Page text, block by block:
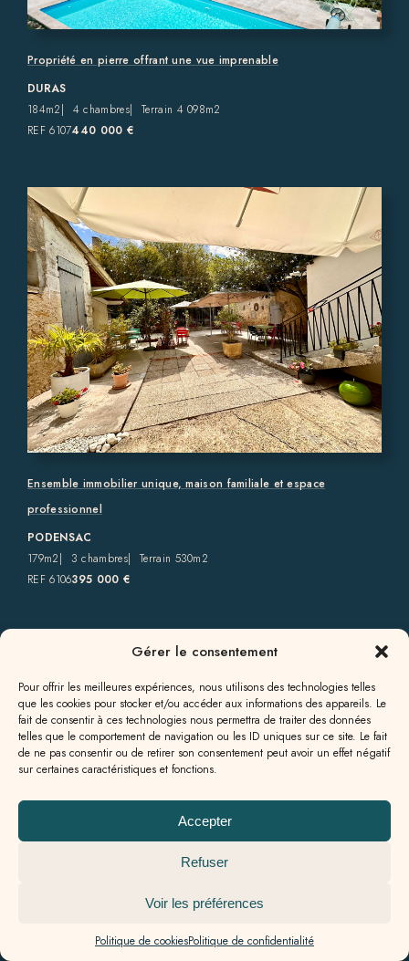
Gérer le consentement
Pour offrir les meilleures expériences, nous utilisons des technologies telles
que les cookies pour stocker et/ou accéder aux informations des appareils. Le
fait de consentir à ces technologies nous permettra de traiter des données
telles que le comportement de navigation ou les ID uniques sur ce site. Le fait
de ne pas consentir ou de retirer son consentement peut avoir un effet négatif
sur certaines caractéristiques et fonctions.
Accepter
Refuser
Voir les préférences
Politique de cookiesPolitique de confidentialité
Propriété en pierre offrant une vue imprenable
DURAS
184m2
4 chambres
Terrain 4 098m2
REF 6107440 000 €
Ensemble immobilier unique, maison familiale et espace
professionnel
PODENSAC
179m2
3 chambres
Terrain 530m2
REF 6106395 000 €
Belle Girondine proche de Saint-Émilion
CASTILLON LA BATAILLE
4 chambres Terrain 1 670m2